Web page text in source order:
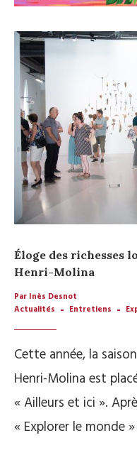
Éloge des richesses
Henri-Molina
Par Inès Desnot
Actualités
Entretiens
Cette année, la
Henri-Molina est
« Ailleurs et ici ».
« Explorer le monde